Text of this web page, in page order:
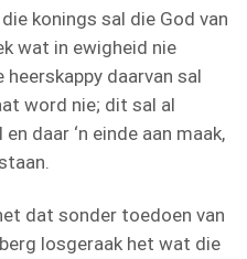
konings sal die God van
wat in ewigheid nie
daarvan sal
word nie; dit sal al
daar ‘n einde aan maak,
dat sonder toedoen van
losgeraak het wat die